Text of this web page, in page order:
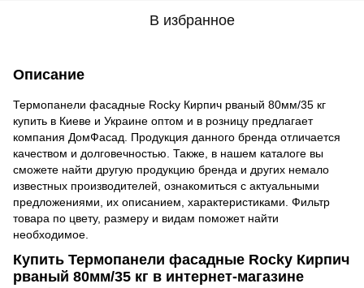
В избранное
Описание
Термопанели фасадные Rocky Кирпич рваный 80мм/35 кг
купить в Киеве и Украине оптом и в розницу предлагает
компания ДомФасад. Продукция данного бренда отличается
качеством и долговечностью. Также, в нашем каталоге вы
сможете найти другую продукцию бренда и других немало
известных производителей, ознакомиться с актуальными
предложениями, их описанием, характеристиками. Фильтр
товара по цвету, размеру и видам поможет найти
необходимое.
Купить Термопанели фасадные Rocky Кирпич
рваный 80мм/35 кг в интернет-магазине